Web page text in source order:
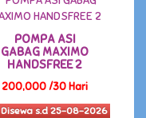
POMPA ASI
GABAG MAXIMO
HANDSFREE 2
200,000 /30 Hari
Disewa s.d 25-08-2026